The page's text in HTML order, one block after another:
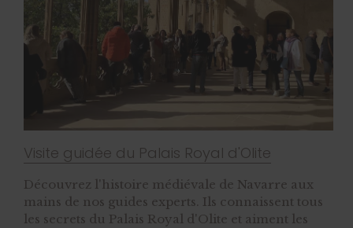
Visite guidée du Palais Royal d'Olite
Découvrez l'histoire médiévale de Navarre aux
mains de nos guides experts. Ils connaissent tous
les secrets du Palais Royal d'Olite et aiment les